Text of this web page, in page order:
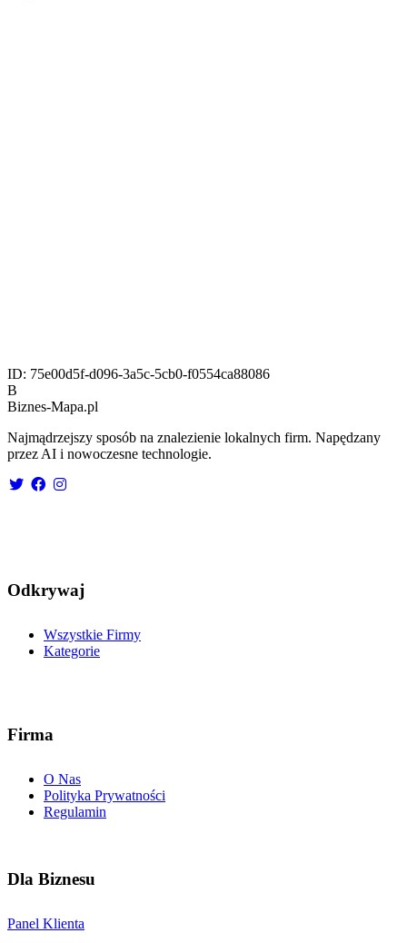
ID: 75e00d5f-d096-3a5c-5cb0-f0554ca88086
B
Biznes-Mapa.pl
Najmądrzejszy sposób na znalezienie lokalnych firm. Napędzany
przez AI i nowoczesne technologie.
Odkrywaj
Wszystkie Firmy
Kategorie
Firma
O Nas
Polityka Prywatności
Regulamin
Dla Biznesu
Panel Klienta